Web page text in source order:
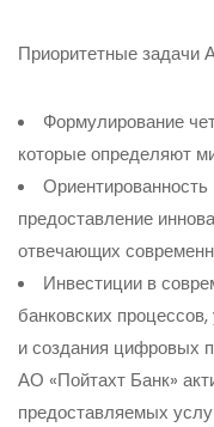
Приоритетные задачи
Формулирование
которые определяют
Ориентированность
предоставление
отвечающих
Инвестиции в
банковских
и создания цифровых
АО «Пойтахт Банк»
предоставляемых